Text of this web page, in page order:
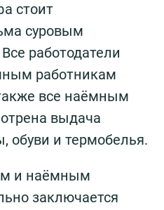
стоит
суровым
работодатели
работникам
все наёмным
выдача
обуви и термобелья.
и наёмным
заключается